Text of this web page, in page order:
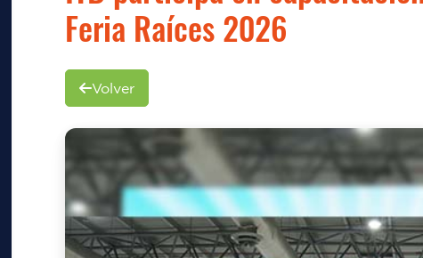
Feria Raíces 2026
Volver